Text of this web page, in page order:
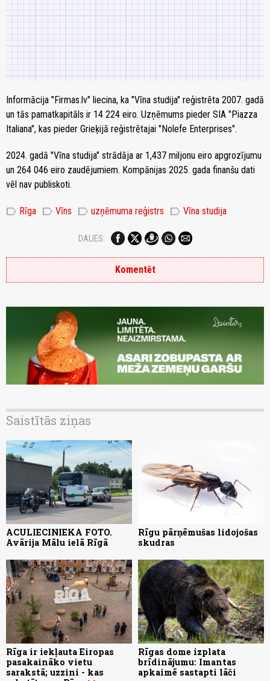
Informācija "Firmas.lv" liecina, ka "Vīna studija" reģistrēta 2007. gadā
un tās pamatkapitāls ir 14 224 eiro. Uzņēmums pieder SIA "Piazza
Italiana", kas pieder Grieķijā reģistrētajai "Nolefe Enterprises".
2024. gadā "Vīna studija" strādāja ar 1,437 miljonu eiro apgrozījumu
un 264 046 eiro zaudējumiem. Kompānijas 2025. gada finanšu dati
vēl nav publiskoti.
label Rīga label Vīns label uzņēmuma reģistrs label Vīna studija
DALIES:
Komentēt
Saistītās ziņas
ACULIECINIEKA FOTO.
Avārija Mālu ielā Rīgā
Rīgu pārņēmušas lidojošas
skudras
Rīga ir iekļauta Eiropas
pasakaināko vietu
sarakstā; uzzini - kas
Rīgas dome izplata
brīdinājumu: Imantas
apkaimē sastapti lāči